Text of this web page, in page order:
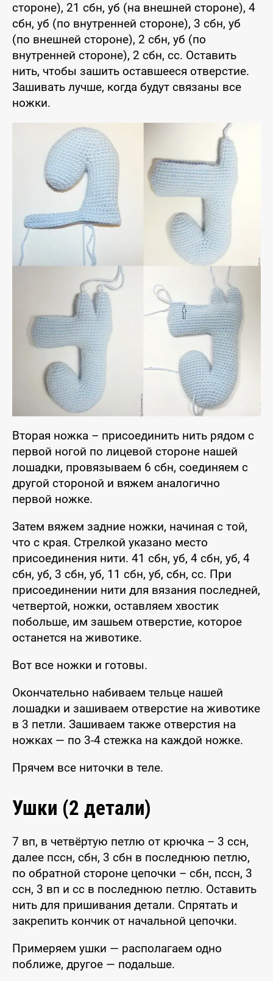
стороне), 21 сбн, уб (на внешней стороне), 4
сбн, уб (по внутренней стороне), 3 сбн, уб
(по внешней стороне), 2 сбн, уб (по
внутренней стороне), 2 сбн, сс. Оставить
нить, чтобы зашить оставшееся отверстие.
Зашивать лучше, когда будут связаны все
ножки.
Вторая ножка – присоединить нить рядом с
первой ногой по лицевой стороне нашей
лошадки, провязываем 6 сбн, соединяем с
другой стороной и вяжем аналогично
первой ножке.
Затем вяжем задние ножки, начиная с той,
что с края. Стрелкой указано место
присоединения нити. 41 сбн, уб, 4 сбн, уб, 4
сбн, уб, 3 сбн, уб, 11 сбн, уб, сбн, сс. При
присоединении нити для вязания последней,
четвертой, ножки, оставляем хвостик
побольше, им зашьем отверстие, которое
останется на животике.
Вот все ножки и готовы.
Окончательно набиваем тельце нашей
лошадки и зашиваем отверстие на животике
в 3 петли. Зашиваем также отверстия на
ножках — по 3-4 стежка на каждой ножке.
Прячем все ниточки в теле.
Ушки (2 детали)
7 вп, в четвёртую петлю от крючка – 3 ссн,
далее пссн, сбн, 3 сбн в последнюю петлю,
по обратной стороне цепочки – сбн, пссн, 3
ссн, 3 вп и сс в последнюю петлю. Оставить
нить для пришивания детали. Спрятать и
закрепить кончик от начальной цепочки.
Примеряем ушки — располагаем одно
поближе, другое — подальше.